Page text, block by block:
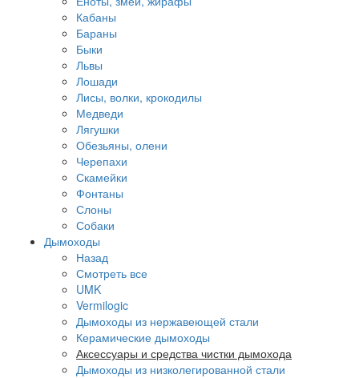
Кабаны
Бараны
Быки
Львы
Лошади
Лисы, волки, крокодилы
Медведи
Лягушки
Обезьяны, олени
Черепахи
Скамейки
Фонтаны
Слоны
Собаки
Дымоходы
Назад
Смотреть все
UMK
Vermilogic
Дымоходы из нержавеющей стали
Керамические дымоходы
Аксессуары и средства чистки дымохода
Дымоходы из низколегированной стали